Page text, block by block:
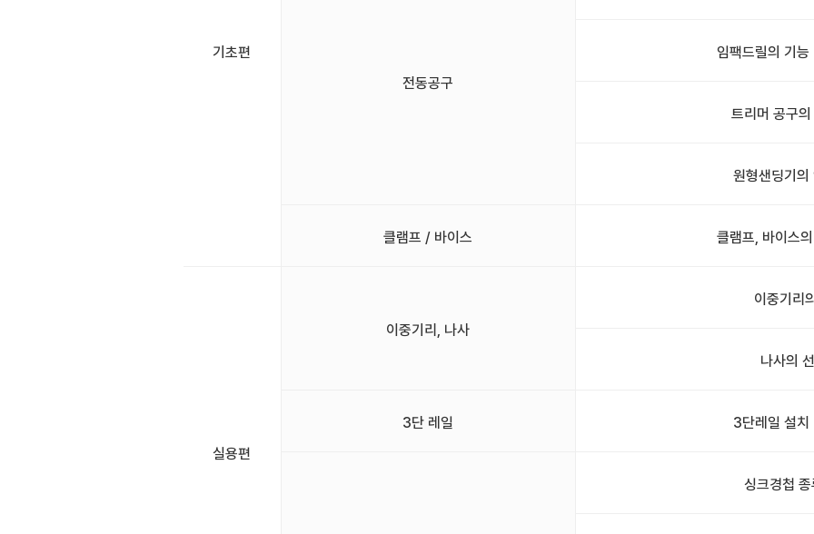
기초편
전동공구
임팩드릴의 기
트리머 공구
원형샌딩기의
클램프 / 바이스 클램프, 바이스
실용편
이중기리, 나사
이중기리
나사의
3단 레일 3단레일 설치
싱크경첩